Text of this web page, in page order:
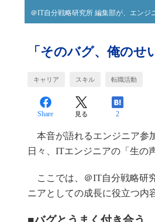
＠IT自分戦略研究所 編集部が、エンジ
「そのバグ、俺の
キャリア スキル 転職活動
Share 見る 2
本音が語れるエンジニア参
日々、ITエンジニアの「生の
ここでは、＠IT自分戦略研
ニアとしての成長に役立つ内